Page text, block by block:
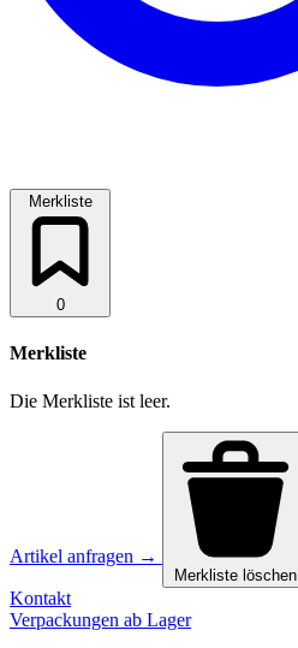
Merkliste
0
Merkliste
Die Merkliste ist leer.
Artikel anfragen →
Merkliste löschen
Kontakt
Verpackungen ab Lager